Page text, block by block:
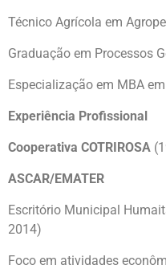
Técnico Agrícola em
Graduação em Processos
Especialização em MBA
Experiência Profissional
Cooperativa COTRIROSA
ASCAR/EMATER
Escritório Municipal
2014)
Foco em atividades